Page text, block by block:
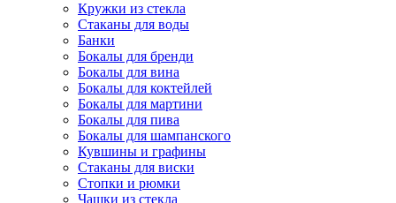
Кружки из стекла
Стаканы для воды
Банки
Бокалы для бренди
Бокалы для вина
Бокалы для коктейлей
Бокалы для мартини
Бокалы для пива
Бокалы для шампанского
Кувшины и графины
Стаканы для виски
Стопки и рюмки
Чашки из стекла